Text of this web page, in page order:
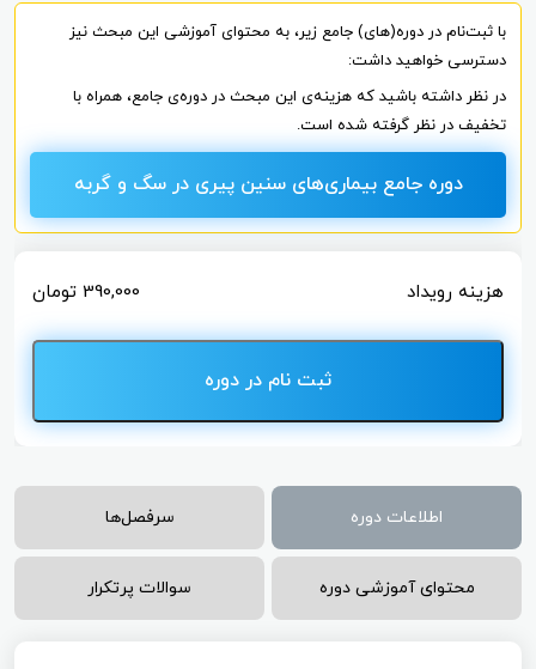
با ثبت‌نام در دوره(های) جامع زیر، به محتوای آموزشی این مبحث نیز
دسترسی خواهید داشت:
در نظر داشته باشید که هزینه‌ی این مبحث در دوره‌ی جامع، همراه با
تخفیف در نظر گرفته شده است.
دوره جامع بیماری‌های سنین پیری در سگ و گربه
هزینه رویداد 390,000 تومان
ثبت نام در دوره
اطلاعات دوره سرفصل‌ها
محتوای آموزشی دوره سوالات پرتکرار